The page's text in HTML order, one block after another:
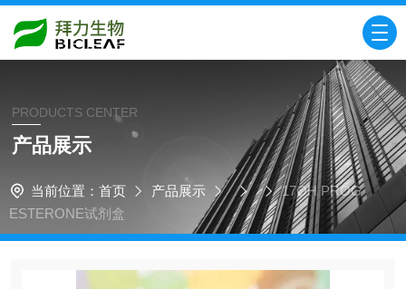
PRODUCTS CENTER
产品展示
当前位置： 首页 产品展示
17OH PROG
ESTERONE试剂盒